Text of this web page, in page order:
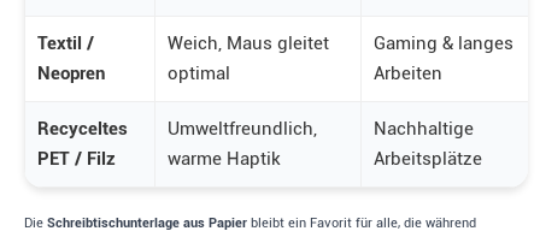
Textil /
Neopren
Weich, Maus gleitet
optimal
Gaming & langes
Arbeiten
Recyceltes
PET / Filz
Umweltfreundlich,
warme Haptik
Nachhaltige
Arbeitsplätze
Die Schreibtischunterlage aus Papier bleibt ein Favorit für alle, die während